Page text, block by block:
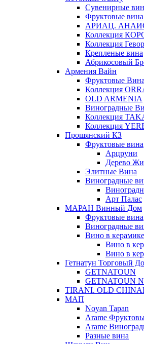
Сувенирные
Фруктовые вина
АРИАЦ.
Коллекция
Коллекция
Крепленые вина
Абрикосовый
Армения Вайн
Фруктовые Вина
Коллекция
OLD ARMENIA
Виноградные
Коллекция
Коллекция
Прошянский КЗ
Фруктовые вина
Арцруни
Дерево
Элитные Вина
Виноградные
Арт Палас
МАРАН Винный Дом
Фруктовые вина
Виноградные
Вино в керамике
Вино в
Вино в
Гетнатун Торговый
GETNATOUN
GETNATOUN
TIRANI. OLD
МАП
Noyan Tapan
Arame
Arame
Разные вина